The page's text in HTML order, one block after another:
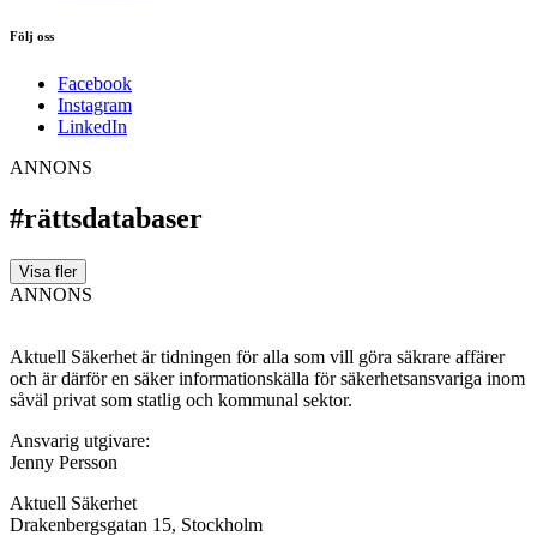
Följ oss
Facebook
Instagram
LinkedIn
ANNONS
#rättsdatabaser
Visa fler
ANNONS
Aktuell Säkerhet är tidningen för alla som vill göra säkrare affärer
och är därför en säker informationskälla för säkerhets­ansvariga inom
såväl privat som statlig och kommunal sektor.
Ansvarig utgivare:
Jenny Persson
Aktuell Säkerhet
Drakenbergsgatan 15, Stockholm